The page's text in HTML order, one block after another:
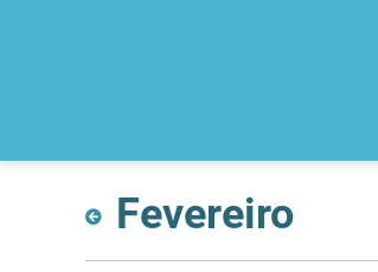
Fevereiro